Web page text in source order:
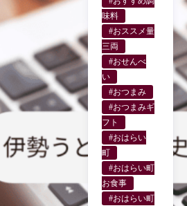
味料
#おススメ量
三両
#おせんべ
い
#おつまみ
#おつまみギ
フト
#おはらい
町
#おはらい町
お食事
#おはらい町